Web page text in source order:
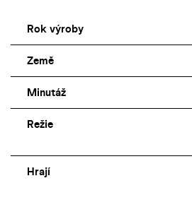
Rok výroby
Země
Minutáž
Režie
Hrají